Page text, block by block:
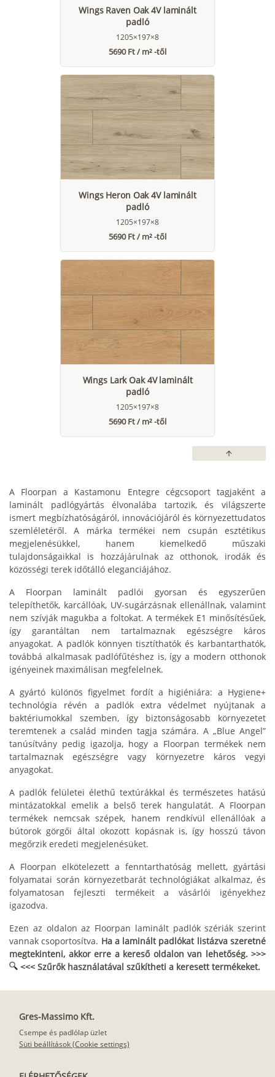
Wings Raven Oak 4V laminált
padló
1205×197×8
5690 Ft / m² -től
Wings Heron Oak 4V laminált
padló
1205×197×8
5690 Ft / m² -től
Wings Lark Oak 4V laminált
padló
1205×197×8
5690 Ft / m² -től
arrow_upward
A Floorpan a Kastamonu Entegre cégcsoport tagjaként a
laminált padlógyártás élvonalába tartozik, és világszerte
ismert megbízhatóságáról, innovációjáról és környezettudatos
szemléletéről. A márka termékei nem csupán esztétikus
megjelenésükkel, hanem kiemelkedő műszaki
tulajdonságaikkal is hozzájárulnak az otthonok, irodák és
közösségi terek időtálló eleganciájához.
A Floorpan laminált padlói gyorsan és egyszerűen
telepíthetők, karcállóak, UV-sugárzásnak ellenállnak, valamint
nem szívják magukba a foltokat. A termékek E1 minősítésűek,
így garantáltan nem tartalmaznak egészségre káros
anyagokat. A padlók könnyen tisztíthatók és karbantarthatók,
továbbá alkalmasak padlófűtéshez is, így a modern otthonok
igényeinek maximálisan megfelelnek.
A gyártó különös figyelmet fordít a higiéniára: a Hygiene+
technológia révén a padlók extra védelmet nyújtanak a
baktériumokkal szemben, így biztonságosabb környezetet
teremtenek a család minden tagja számára. A „Blue Angel”
tanúsítvány pedig igazolja, hogy a Floorpan termékek nem
tartalmaznak egészségre vagy környezetre káros vegyi
anyagokat.
A padlók felületei élethű textúrákkal és természetes hatású
mintázatokkal emelik a belső terek hangulatát. A Floorpan
termékek nemcsak szépek, hanem rendkívül ellenállóak a
bútorok görgői által okozott kopásnak is, így hosszú távon
megőrzik eredeti megjelenésüket.
A Floorpan elkötelezett a fenntarthatóság mellett, gyártási
folyamatai során környezetbarát technológiákat alkalmaz, és
folyamatosan fejleszti termékeit a vásárlói igényekhez
igazodva.
Ezen az oldalon az Floorpan laminált padlók szériák szerint
vannak csoportosítva. Ha a laminált padlókat listázva szeretné
megtekinteni, akkor erre a kereső oldalon van lehetőség. >>>
<<< Szűrők használatával szűkítheti a keresett termékeket.
Gres-Massimo Kft.
Csempe és padlólap üzlet
Süti beállítások (Cookie settings)